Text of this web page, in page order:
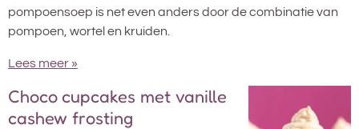
pompoensoep is net even anders door de combinatie van
pompoen, wortel en kruiden.
Lees meer »
Choco cupcakes met vanille
cashew frosting